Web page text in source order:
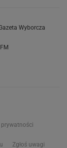
Wyborcza
Zgłoś uwagi